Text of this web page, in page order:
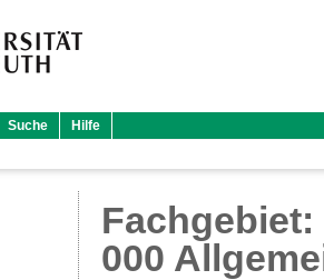
Suche Hilfe
Fachgebiet:
000